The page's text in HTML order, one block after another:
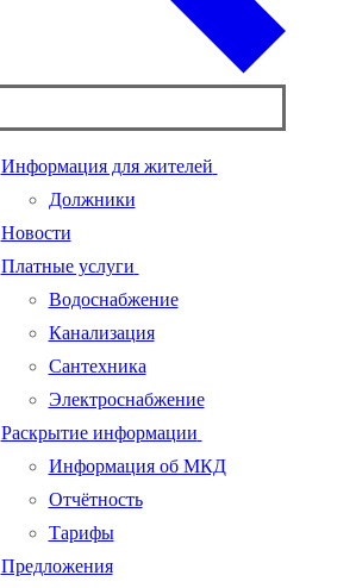
Информация для жителей
Должники
Новости
Платные услуги
Водоснабжение
Канализация
Сантехника
Электроснабжение
Раскрытие информации
Информация об МКД
Отчётность
Тарифы
Предложения